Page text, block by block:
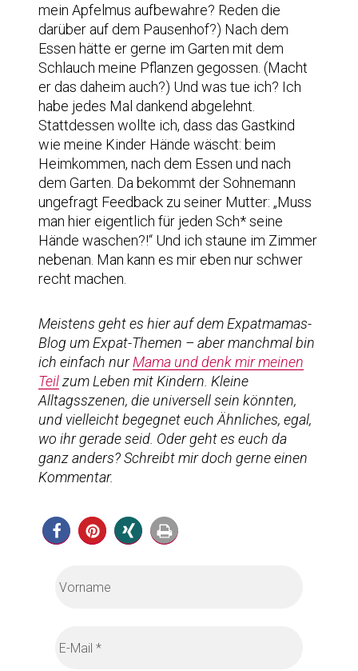
mein Apfelmus aufbewahre? Reden die
darüber auf dem Pausenhof?) Nach dem
Essen hätte er gerne im Garten mit dem
Schlauch meine Pflanzen gegossen. (Macht
er das daheim auch?) Und was tue ich? Ich
habe jedes Mal dankend abgelehnt.
Stattdessen wollte ich, dass das Gastkind
wie meine Kinder Hände wäscht: beim
Heimkommen, nach dem Essen und nach
dem Garten. Da bekommt der Sohnemann
ungefragt Feedback zu seiner Mutter: „Muss
man hier eigentlich für jeden Sch* seine
Hände waschen?!“ Und ich staune im Zimmer
nebenan. Man kann es mir eben nur schwer
recht machen.
Meistens geht es hier auf dem Expatmamas-
Blog um Expat-Themen – aber manchmal bin
ich einfach nurMama und denk mir meinen
Teilzum Leben mit Kindern. Kleine
Alltagsszenen, die universell sein könnten,
und vielleicht begegnet euch Ähnliches, egal,
wo ihr gerade seid. Oder geht es euch da
ganz anders? Schreibt mir doch gerne einen
Kommentar.